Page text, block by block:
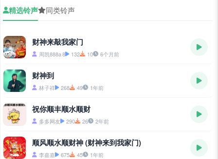
精选铃声 同类铃声
财神来敲我家门
周凯888a 8 132 10 6个月前
财神到
林子祥 268 49 1年前
祝你顺丰顺水顺财
多多网友 290 26 2年前
顺风顺水顺财神 (财神来到我家门)
李嘉嘉 675 45 1年前